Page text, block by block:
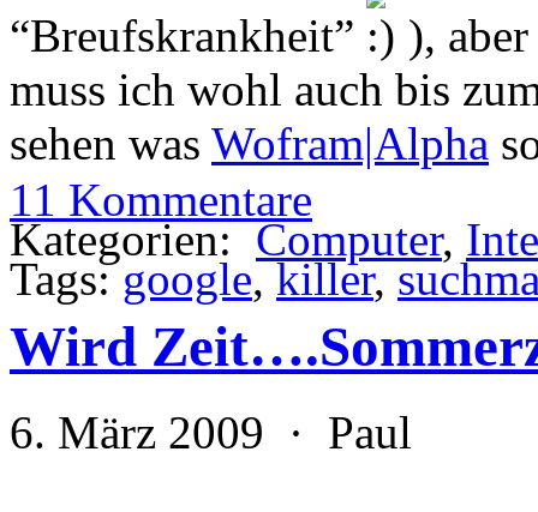
“Breufskrankheit”
),
muss ich wohl auch bis
sehen was Wofram|Alpha
11 Kommentare
Kategorien:Computer,
Tags:google,killer,
Wird
6. März 2009 · Paul